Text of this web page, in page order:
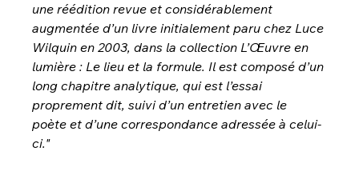
une réédition revue et considérablement
augmentée d’un livre initialement paru chez Luce
Wilquin en 2003, dans la collection L’Œuvre en
lumière : Le lieu et la formule. Il est composé d’un
long chapitre analytique, qui est l’essai
proprement dit, suivi d’un entretien avec le
poète et d’une correspondance adressée à celui-
ci."